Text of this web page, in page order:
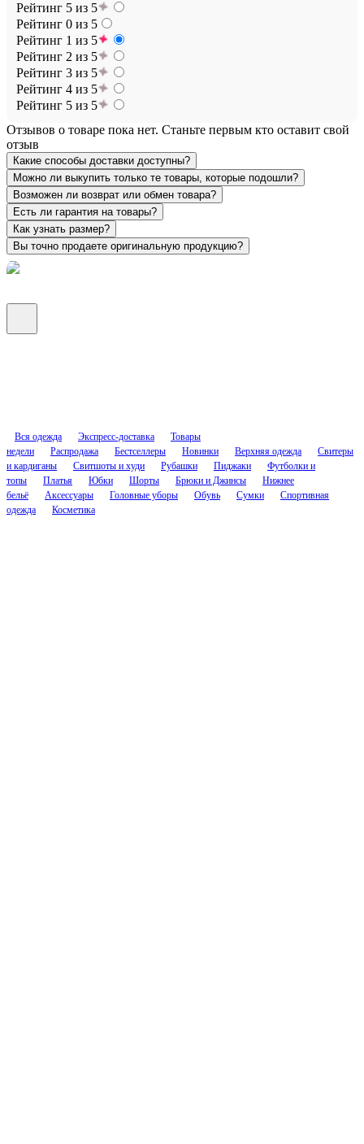
Рейтинг 5 из 5
Рейтинг 0 из 5
Рейтинг 1 из 5
Рейтинг 2 из 5
Рейтинг 3 из 5
Рейтинг 4 из 5
Рейтинг 5 из 5
Отзывов о товаре пока нет. Станьте первым кто оставит свой
отзыв
Какие способы доставки доступны?
Можно ли выкупить только те товары, которые подошли?
Возможен ли возврат или обмен товара?
Есть ли гарантия на товары?
Как узнать размер?
Вы точно продаете оригинальную продукцию?
Вся одежда Экспресс-доставка
Товары
недели
Распродажа Бестселлеры Новинки Верхняя одежда
Свитеры
и кардиганы
Свитшоты и худи Рубашки Пиджаки
Футболки и
топы
Платья Юбки Шорты Брюки и Джинсы
Нижнее
бельё
Аксессуары Головные уборы Обувь Сумки
Спортивная
одежда
Косметика